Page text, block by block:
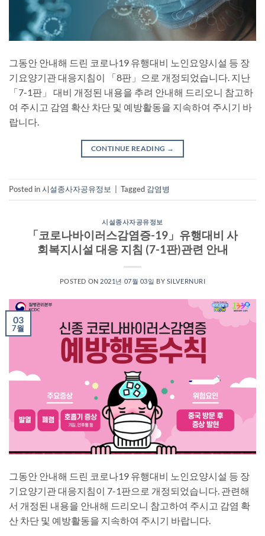
그동안 안내해 드린 코로나19 유행대비 노인요양시설 등 장
기요양기관 대응지침이 「8판」으로 개정되었습니다. 지난
「7-1판」 대비 개정된 내용을 추려 안내해 드리오니 참고하
여 주시고 감염 확산 차단 및 예방활동을 지속하여 주시기 바
랍니다.
CONTINUE READING →
Posted in시설종사자공유정보 Tagged 감염병
시설종사자공유정보
「코로나바이러스감염증-19」유행대비 사
회복지시설 대응 지침 (7-1판)관련 안내
POSTED ON 2021년 07월 03일 BY SILVERNURI
03
7월
그동안 안내해 드린 코로나19 유행대비 노인요양시설 등 장
기요양기관 대응지침이 7-1판으로 개정되었습니다. 관련해
서 개정된 내용을 안내해 드리오니 참고하여 주시고 감염 확
산 차단 및 예방활동을 지속하여 주시기 바랍니다.